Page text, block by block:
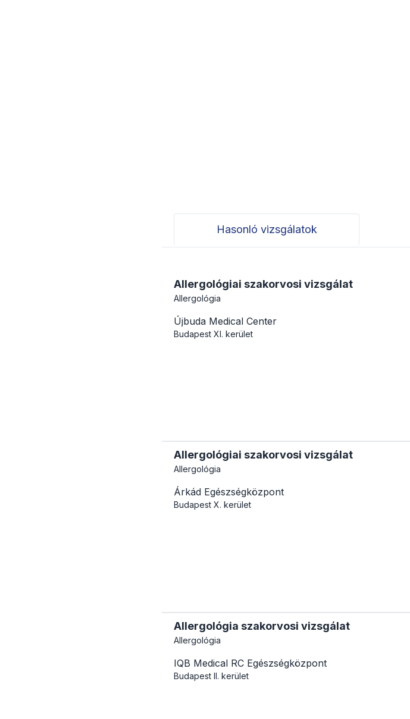
Hasonló vizsgálatok
Allergológiai szakorvosi vizsgálat
Allergológia
Újbuda Medical Center
Budapest XI. kerület
Allergológiai szakorvosi vizsgálat
Allergológia
Árkád Egészségközpont
Budapest X. kerület
Allergológia szakorvosi vizsgálat
Allergológia
IQB Medical RC Egészségközpont
Budapest II. kerület